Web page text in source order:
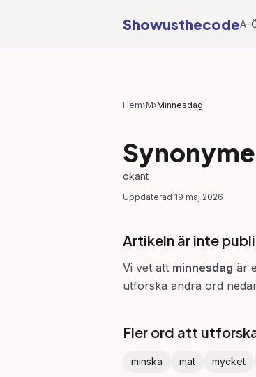
Showusthecode
Hem›M›Minnesdag
okant
Uppdaterad 19 maj 2026
Artikeln är inte
Vi vet att minnesdag är
utforska andra ord
Fler ord att
minska mat mycket